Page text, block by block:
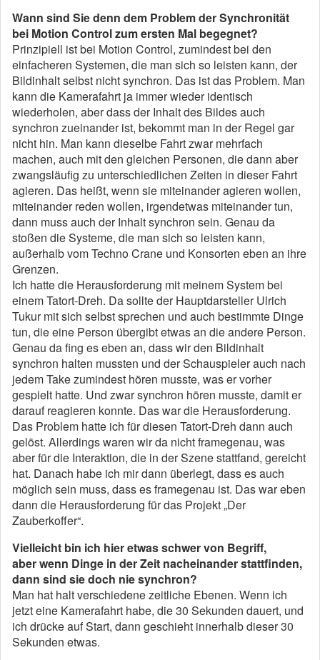
Wann sind Sie denn dem Problem der Synchronität
bei Motion Control zum ersten Mal begegnet?
Prinzipiell ist bei Motion Control, zumindest bei den
einfacheren Systemen, die man sich so leisten kann, der
Bildinhalt selbst nicht synchron. Das ist das Problem. Man
kann die Kamerafahrt ja immer wieder identisch
wiederholen, aber dass der Inhalt des Bildes auch
synchron zueinander ist, bekommt man in der Regel gar
nicht hin. Man kann dieselbe Fahrt zwar mehrfach
machen, auch mit den gleichen Personen, die dann aber
zwangsläufig zu unterschiedlichen Zeiten in dieser Fahrt
agieren. Das heißt, wenn sie miteinander agieren wollen,
miteinander reden wollen, irgendetwas miteinander tun,
dann muss auch der Inhalt synchron sein. Genau da
stoßen die Systeme, die man sich so leisten kann,
außerhalb vom Techno Crane und Konsorten eben an ihre
Grenzen.
Ich hatte die Herausforderung mit meinem System bei
einem Tatort-Dreh. Da sollte der Hauptdarsteller Ulrich
Tukur mit sich selbst sprechen und auch bestimmte Dinge
tun, die eine Person übergibt etwas an die andere Person.
Genau da fing es eben an, dass wir den Bildinhalt
synchron halten mussten und der Schauspieler auch nach
jedem Take zumindest hören musste, was er vorher
gespielt hatte. Und zwar synchron hören musste, damit er
darauf reagieren konnte. Das war die Herausforderung.
Das Problem hatte ich für diesen Tatort-Dreh dann auch
gelöst. Allerdings waren wir da nicht framegenau, was
aber für die Interaktion, die in der Szene stattfand, gereicht
hat. Danach habe ich mir dann überlegt, dass es auch
möglich sein muss, dass es framegenau ist. Das war eben
dann die Herausforderung für das Projekt „Der
Zauberkoffer“.
Vielleicht bin ich hier etwas schwer von Begriff,
aber wenn Dinge in der Zeit nacheinander stattfinden,
dann sind sie doch nie synchron?
Man hat halt verschiedene zeitliche Ebenen. Wenn ich
jetzt eine Kamerafahrt habe, die 30 Sekunden dauert, und
ich drücke auf Start, dann geschieht innerhalb dieser 30
Sekunden etwas.